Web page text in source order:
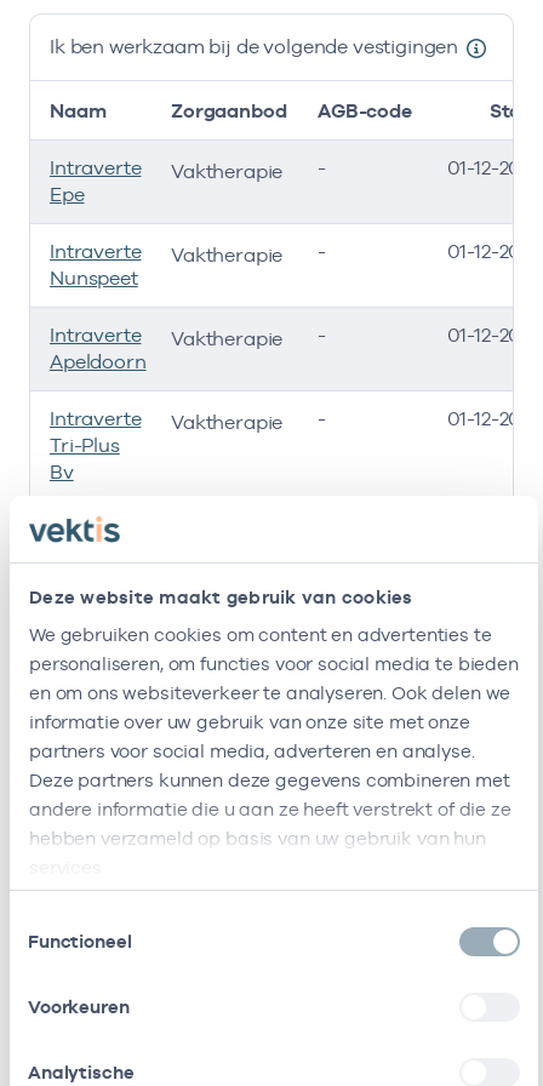
Deze website maakt gebruik van cookies
We gebruiken cookies om content en advertenties te
personaliseren, om functies voor social media te bieden
en om ons websiteverkeer te analyseren. Ook delen we
informatie over uw gebruik van onze site met onze
partners voor social media, adverteren en analyse.
Deze partners kunnen deze gegevens combineren met
andere informatie die u aan ze heeft verstrekt of die ze
hebben verzameld op basis van uw gebruik van hun
Functioneel
Voorkeuren
Analytische
Ik ben werkzaam bij de volgende vestigingen
Naam Zorgaanbod AGB-code Start
Intraverte
Epe
Vaktherapie - 01-12-2017
Intraverte
Nunspeet
Vaktherapie - 01-12-2017
Intraverte
Apeldoorn
Vaktherapie - 01-12-2017
Intraverte
Tri-Plus
Bv
Vaktherapie - 01-12-2017
Epp Kind
Intraverte
Apeldoorn
Vaktherapie - 01-12-2017
Intraverte
Nunspeet
Vaktherapie - 01-12-2017
Epp Ggz
B.v.
Vaktherapie - 01-09-2021
Ik heb een arbeidsrelatie met
Naam